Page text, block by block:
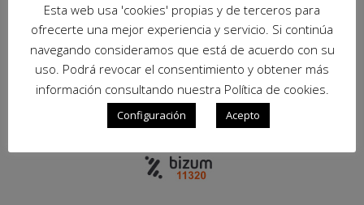
Esta web usa 'cookies' propias y de terceros para
ofrecerte una mejor experiencia y servicio. Si continúa
navegando consideramos que está de acuerdo con su
uso. Podrá revocar el consentimiento y obtener más
información consultando nuestra Política de cookies.
Configuración Acepto